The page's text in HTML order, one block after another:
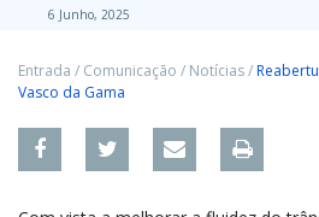
6 Junho, 2025
Entrada / Comunicação / Notícias/
Vasco da Gama